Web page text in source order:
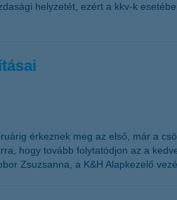
helyzetét, ezért a kkv-k
érkeznek meg az első, már a
hogy tovább folytatódjon az a
Zsuzsanna, a K&H Alapkezelő